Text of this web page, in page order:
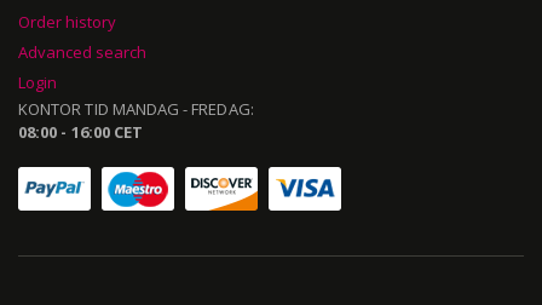
Order history
Advanced search
Login
KONTOR TID MANDAG - FREDAG:
08:00 - 16:00 CET